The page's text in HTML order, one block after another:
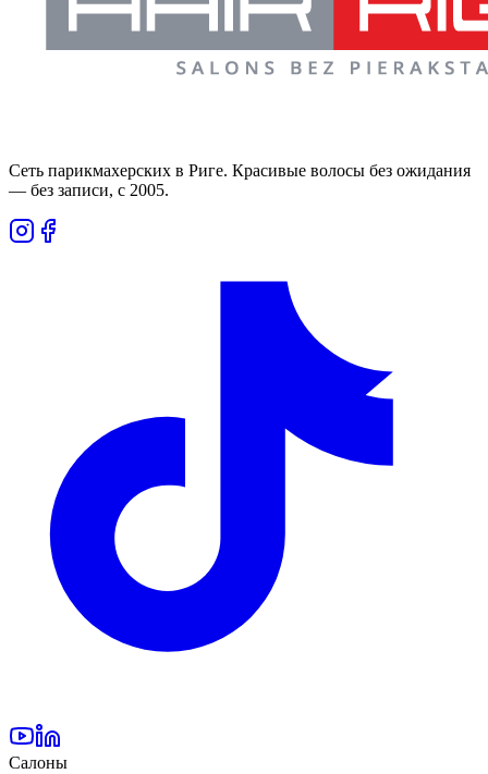
Сеть парикмахерских в Риге. Красивые волосы без ожидания
— без записи, с 2005.
Салоны